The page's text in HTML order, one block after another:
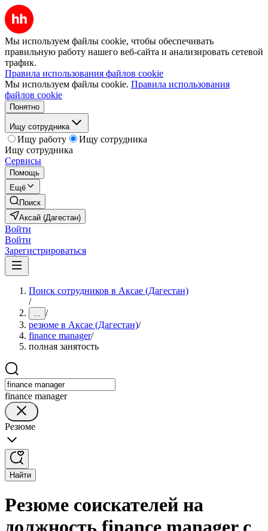
Мы используем файлы cookie, чтобы обеспечивать
правильную работу нашего веб-сайта и анализировать сетевой
трафик.
Правила использования файлов cookie
Мы используем файлы cookie. Правила использования
файлов cookie
Понятно
Ищу сотрудника
Ищу работу
Ищу сотрудника
Ищу сотрудника
Сервисы
Помощь
Ещё
Поиск
Аксай (Дагестан)
Войти
Войти
Зарегистрироваться
Поиск сотрудников в Аксае (Дагестан)
/
... /
резюме в Аксае (Дагестан)/
finance manager/
полная занятость
finance manager
Резюме
Найти
Резюме соискателей на